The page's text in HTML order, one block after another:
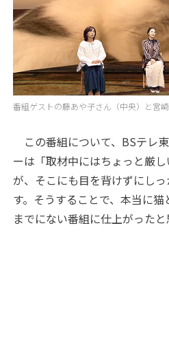
番組ゲストの藤あや子さん（中央）と
この番組について、BSテレ
ーは「取材中にはちょっと厳
が、そこにも目を背けずにし
す。そうすることで、本当に
までにない番組に仕上がったと